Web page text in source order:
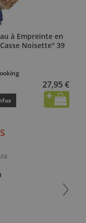
à Empreinte en
Noisette" 39
27,95 €